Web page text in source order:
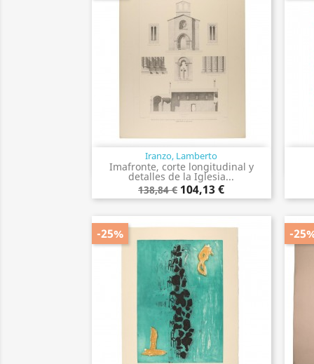
Iranzo, Lamberto
Imafronte, corte longitudinal y
detalles de la Iglesia...
138,84 € 104,13 €
Vista rápida
-25% -